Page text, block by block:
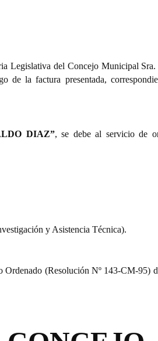
Legislativa del Concejo Municipal
de la factura presentada,
DIAZ”, se debe al servicio de
y Asistencia Técnica).
(Resolución Nº 143-CM-95)